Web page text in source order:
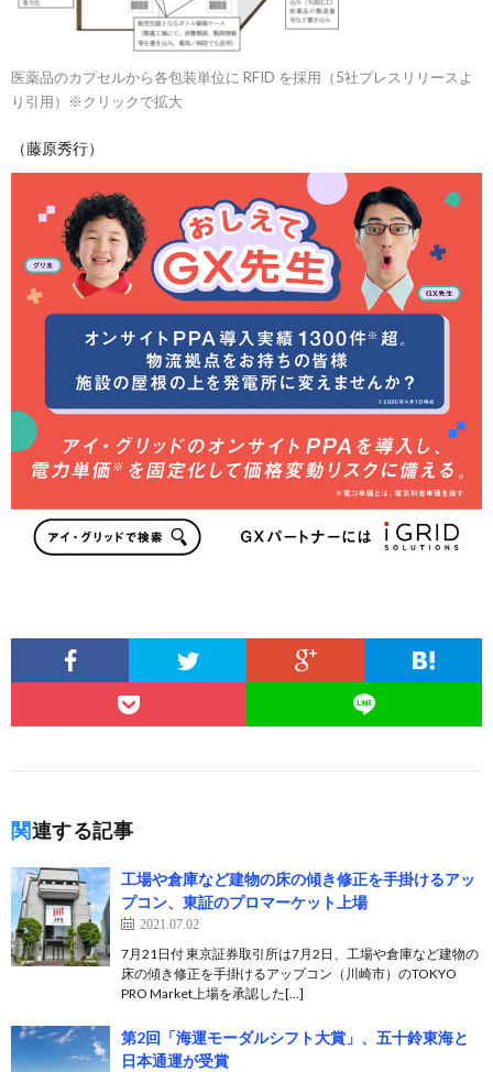
医薬品のカプセルから各包装単位に RFID を採用（5社プレスリリースよ
り引用）※クリックで拡大
（藤原秀行）
関連する記事
工場や倉庫など建物の床の傾き修正を手掛けるアッ
プコン、東証のプロマーケット上場
2021.07.02
7月21日付 東京証券取引所は7月2日、工場や倉庫など建物の
床の傾き修正を手掛けるアップコン（川崎市）のTOKYO
PRO Market上場を承認した[…]
第2回「海運モーダルシフト大賞」、五十鈴東海と
日本通運が受賞